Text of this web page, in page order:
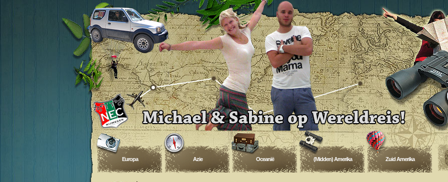
Europa Azie Oceanië (Midden) Amerika Zuid Amerika